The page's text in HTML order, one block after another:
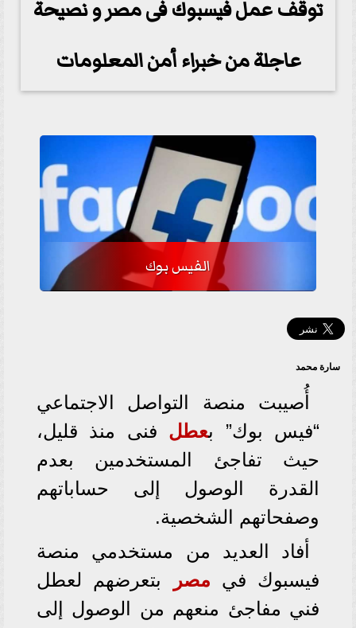
توقف عمل فيسبوك فى مصر و نصيحة
عاجلة من خبراء أمن المعلومات
الفيس بوك
سارة محمد
أُصيبت منصة التواصل الاجتماعي
“فيس بوك” بعطل فنى منذ قليل،
حيث تفاجئ المستخدمين بعدم
القدرة الوصول إلى حساباتهم
وصفحاتهم الشخصية.
أفاد العديد من مستخدمي منصة
فيسبوك في مصر
بتعرضهم لعطل
فني مفاجئ منعهم من الوصول إلى